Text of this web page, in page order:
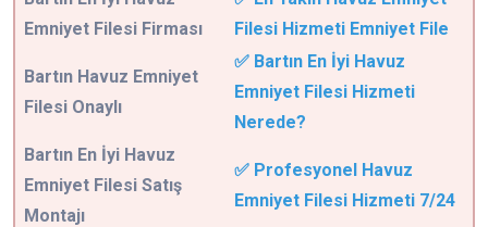
Emniyet Filesi Firması
Filesi Hizmeti Emniyet File
Bartın Havuz Emniyet
Filesi Onaylı
✅ Bartın En İyi Havuz
Emniyet Filesi Hizmeti
Nerede?
Bartın En İyi Havuz
Emniyet Filesi Satış
Montajı
✅ Profesyonel Havuz
Emniyet Filesi Hizmeti 7/24